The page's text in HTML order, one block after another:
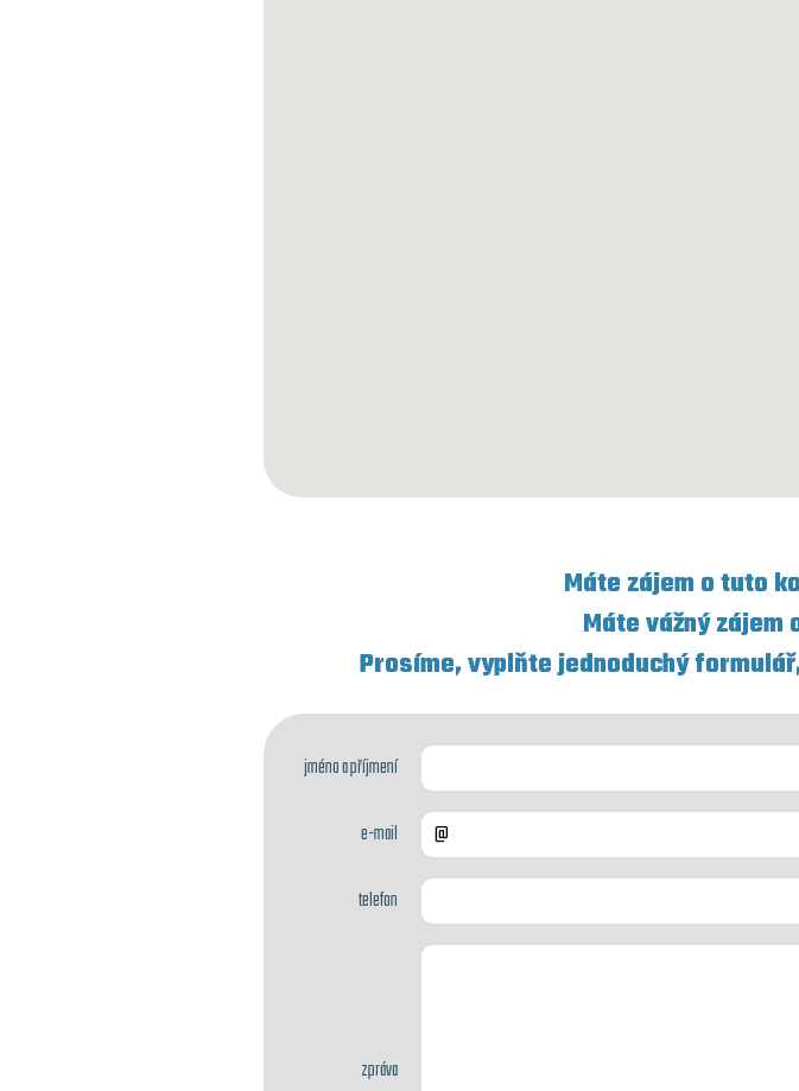
Máte zájem o tuto
Máte vážný
Prosíme, vyplňte jednoduchý
jméno a příjmení
e-mail
telefon
zpráva